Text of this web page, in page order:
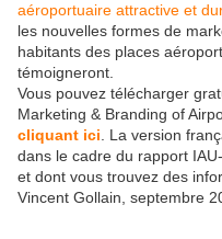
aéroportuaire attractive et
les nouvelles formes de
habitants des places
témoigneront.
Vous pouvez télécharger
Marketing & Branding of
cliquant ici . La version
dans le cadre du rapport
et dont vous trouvez des
Vincent Gollain, septembre